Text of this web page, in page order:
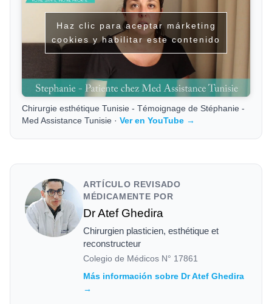
Haz clic para aceptar márketing
cookies y habilitar este contenido
Chirurgie esthétique Tunisie - Témoignage de Stéphanie -
Med Assistance Tunisie ·Ver en YouTube →
ARTÍCULO REVISADO
MÉDICAMENTE POR
Dr Atef Ghedira
Chirurgien plasticien, esthétique et
reconstructeur
Colegio de Médicos N° 17861
Más información sobre Dr Atef Ghedira
→